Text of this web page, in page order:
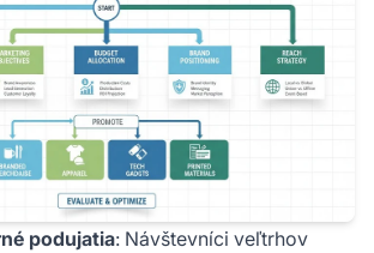
podujatia: Návštevníci veľtrhov